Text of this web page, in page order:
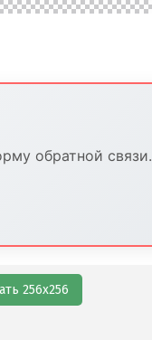
обратной связи.
256х256